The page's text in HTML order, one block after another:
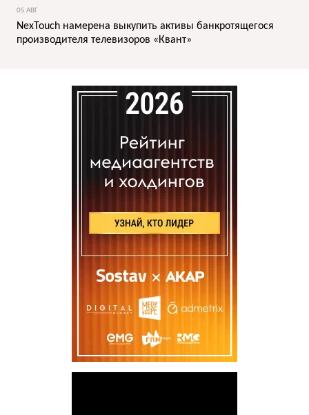
05 АВГ
NexTouch намерена выкупить активы банкротящегося
производителя телевизоров «Квант»